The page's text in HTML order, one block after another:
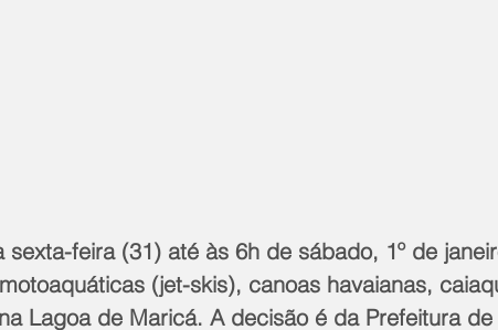
feira (31) até às 6h de sábado, 1º de
(jet-skis), canoas havaianas,
Lagoa de Maricá. A decisão é da Prefeitura